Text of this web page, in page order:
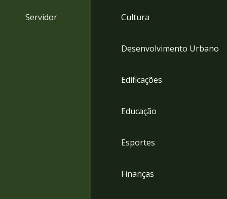
Servidor Cultura
Desenvolvimento Urbano
Edificações
Educação
Esportes
Finanças